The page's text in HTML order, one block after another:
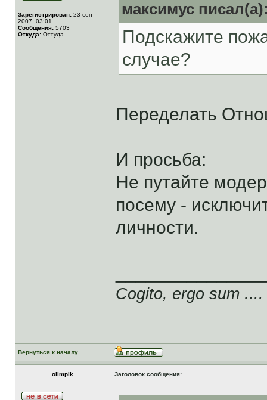
Зарегистрирован: 23 сен
2007, 03:01
Сообщения: 5703
Откуда: Оттуда...
максимус
Подскажите
случае?
Переделать
И просьба:
Не путайте
посему -
личности.
Cogito, ergo sum ....
Вернуться к началу
olimpik Заголовок сообщения: